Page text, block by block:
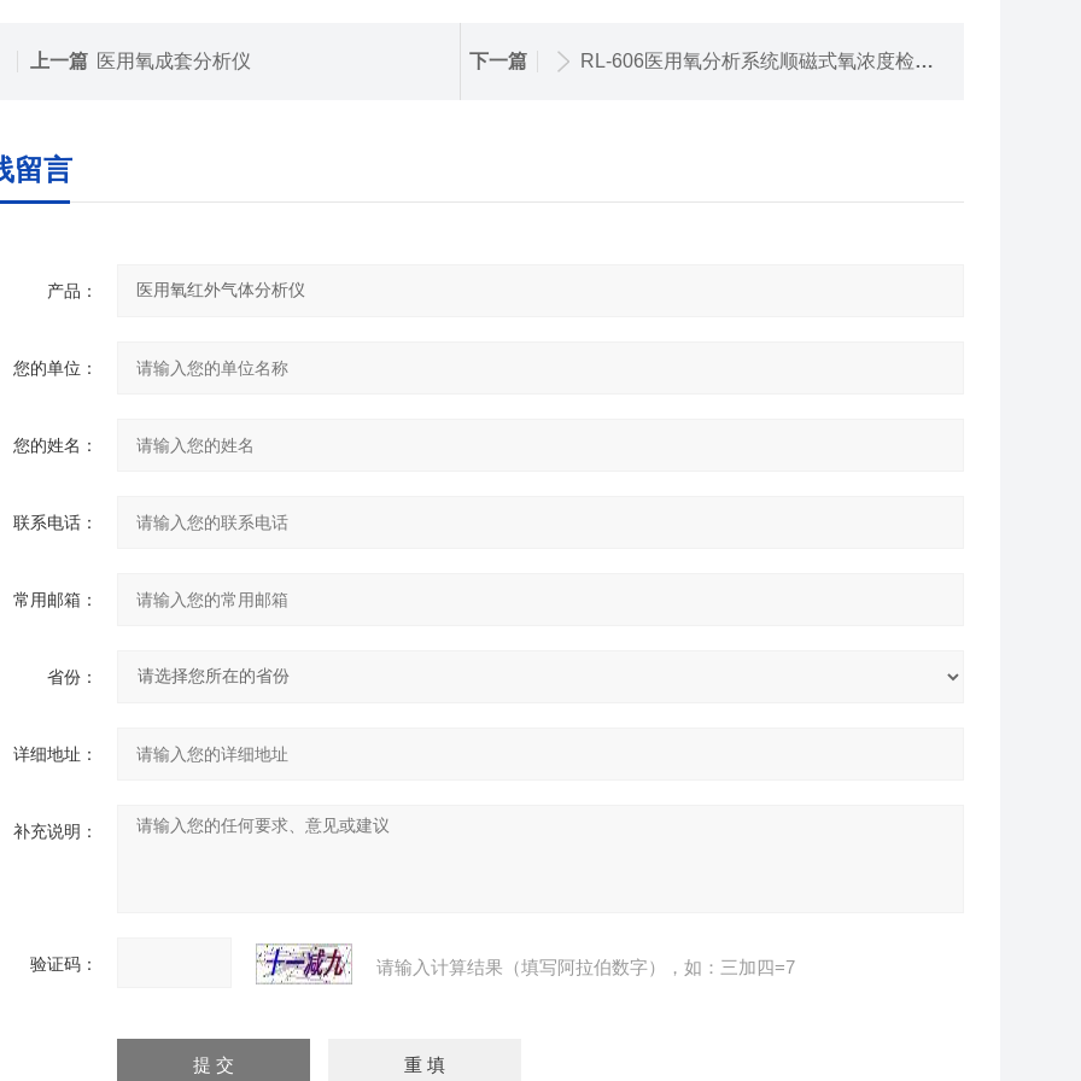
上一篇 医用氧成套分析仪 下一篇 RL-606医用氧分析系统顺磁式氧浓度检测仪
留言
产品：
您的单位：
您的姓名：
联系电话：
常用邮箱：
省份：
详细地址：
补充说明：
验证码： 请输入计算结果（填写阿拉伯数字），如：三加四=7